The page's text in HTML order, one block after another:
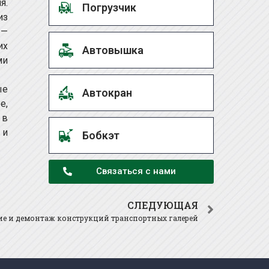
в
Погрузчик
Автовышка
Автокран
Бобкэт
Связаться с нами
СЛЕДУЮЩАЯ
и демонтаж конструкций транспортных галерей